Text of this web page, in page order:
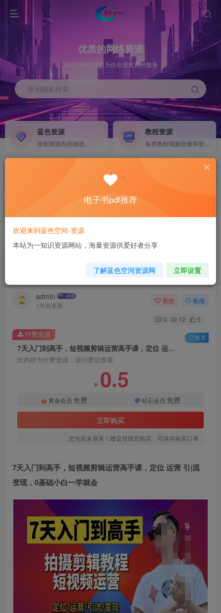
优质的网络资源
及时的网络信息为你创造优良的服务
开启精彩搜索
蓝色资源
原创资源内容精选...
教程资源
计算机 移动设备 软件下载....
电子书籍下载...
首页 电商运营 正文
7天入门到高手，短视频剪辑运营高手课，定位 运
营 引|流 变现，0基础小白一学就会
admin
1年前更新
关注 私信
0 12 5
7天入门到高手，短视频剪辑运营高手课，定位 运营 引|流 变现，0基础小白一学就会
此内容为付费资源，请付费后查看
￥ 0.5
黄金会员 免费 钻石会员 免费
立即购买
您当前未登录！建议登陆后购买，可保存购买订单
付费资源 已售 5
7天入门到高手，短视频剪辑运营高手课，定位 运营 引|流
变现，0基础小白一学就会
电子书pdf推荐
欢迎来到蓝色空间-资源
本站为一知识资源网站，海量资源供爱好者分享
了解蓝色空间资源网 立即设置